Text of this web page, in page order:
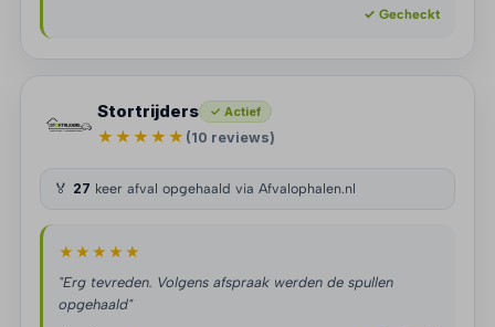
✓ Gecheckt
Stortrijders ✓ Actief
★★★★★ (10 reviews)
🏅 27 keer afval opgehaald via Afvalophalen.nl
★★★★★
"Erg tevreden. Volgens afspraak werden de spullen
opgehaald"